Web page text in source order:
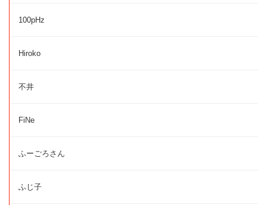
100pHz
Hiroko
不井
FiNe
ふーごろさん
ふじ子